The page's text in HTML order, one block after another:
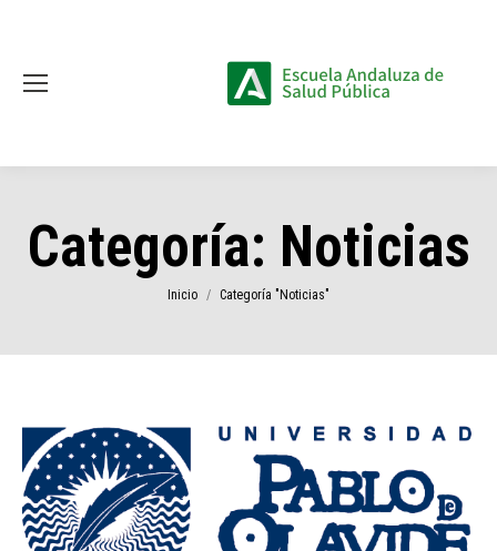
Categoría: Noticias
Estás aquí:
Inicio Categoría "Noticias"